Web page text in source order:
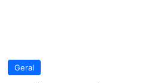
Geral